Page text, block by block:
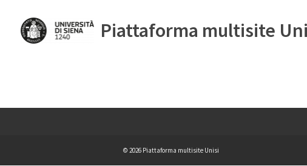
Piattaforma multisite
© 2026 Piattaforma multisite Unisi